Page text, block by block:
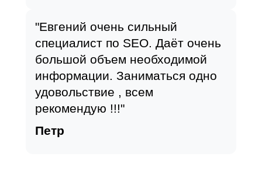
"Евгений очень сильный
специалист по SEO. Даёт очень
большой объем необходимой
информации. Заниматься одно
удовольствие , всем
рекомендую !!!"
Петр